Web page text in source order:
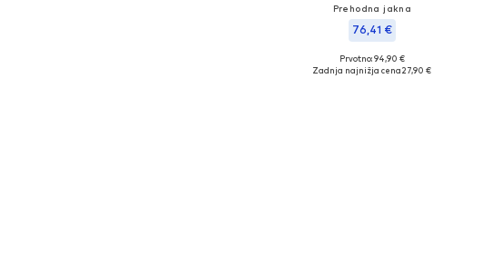
Prehodna jakna
76,41 €
Razpoložljive velikosti: S
Prvotno: 94,90 €
Zadnja najnižja cena27,90 €